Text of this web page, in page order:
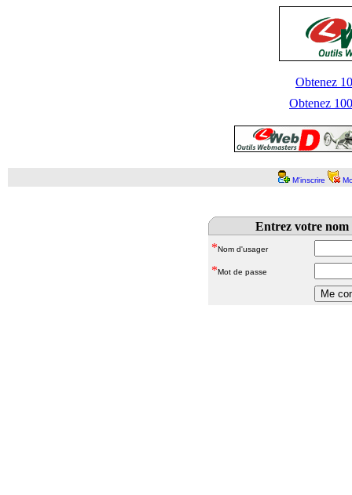
Obtenez
Obtenez
M'inscrire
Entrez votre nom
*Nom d'usager
*Mot de passe